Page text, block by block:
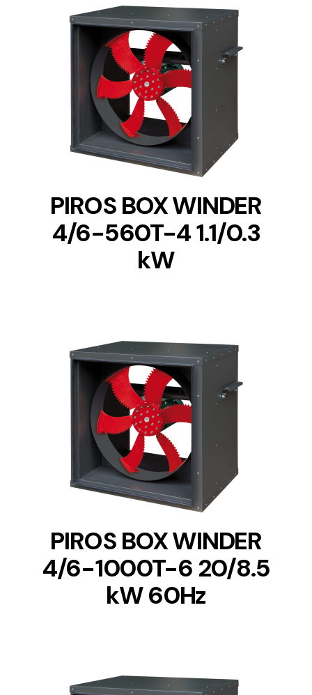
DETAILS
PIROS BOX WINDER
4/6-560T-4 1.1/0.3
kW
DETAILS
PIROS BOX WINDER
4/6-1000T-6 20/8.5
kW 60Hz